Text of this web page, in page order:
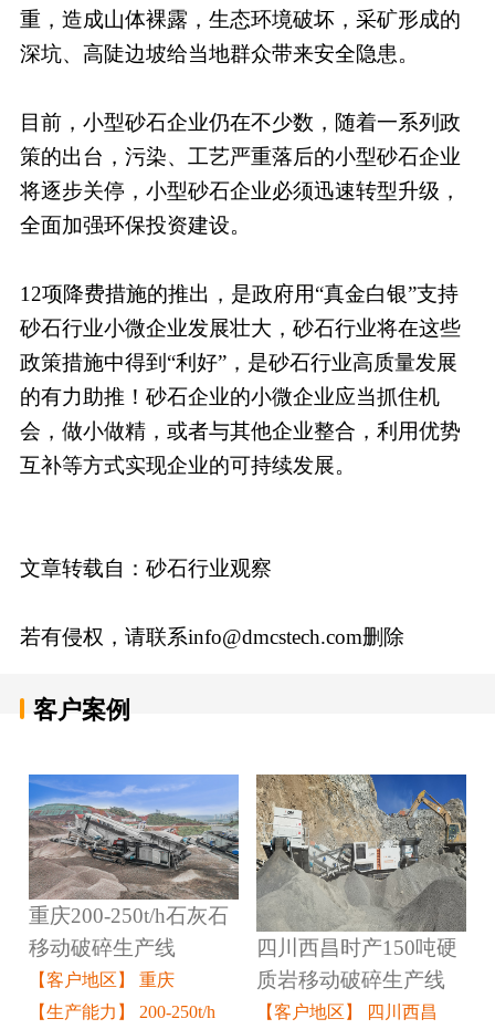
重，造成山体裸露，生态环境破坏，采矿形成的
深坑、高陡边坡给当地群众带来安全隐患。
目前，小型砂石企业仍在不少数，随着一系列政
策的出台，污染、工艺严重落后的小型砂石企业
将逐步关停，小型砂石企业必须迅速转型升级，
全面加强环保投资建设。
12项降费措施的推出，是政府用“真金白银”支持
砂石行业小微企业发展壮大，砂石行业将在这些
政策措施中得到“利好”，是砂石行业高质量发展
的有力助推！砂石企业的小微企业应当抓住机
会，做小做精，或者与其他企业整合，利用优势
互补等方式实现企业的可持续发展。
文章转载自：砂石行业观察
若有侵权，请联系info@dmcstech.com删除
客户案例
重庆200-250t/h石灰石
移动破碎生产线
【客户地区】 重庆
【生产能力】 200-250t/h
四川西昌时产150吨硬
质岩移动破碎生产线
【客户地区】 四川西昌